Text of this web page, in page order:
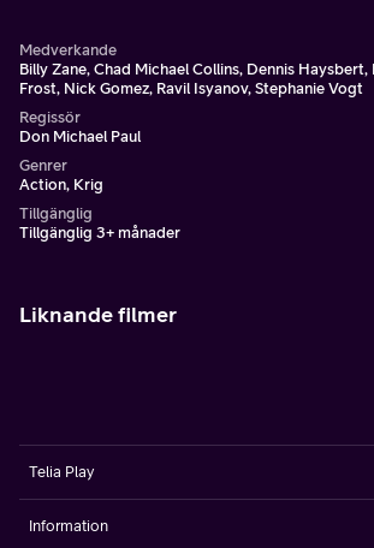
Medverkande
Billy Zane, Chad Michael Collins, Dennis Haysbert,
Frost, Nick Gomez, Ravil Isyanov, Stephanie Vogt
Regissör
Don Michael Paul
Genrer
Action, Krig
Tillgänglig
Tillgänglig 3+ månader
Liknande filmer
Telia Play
Information